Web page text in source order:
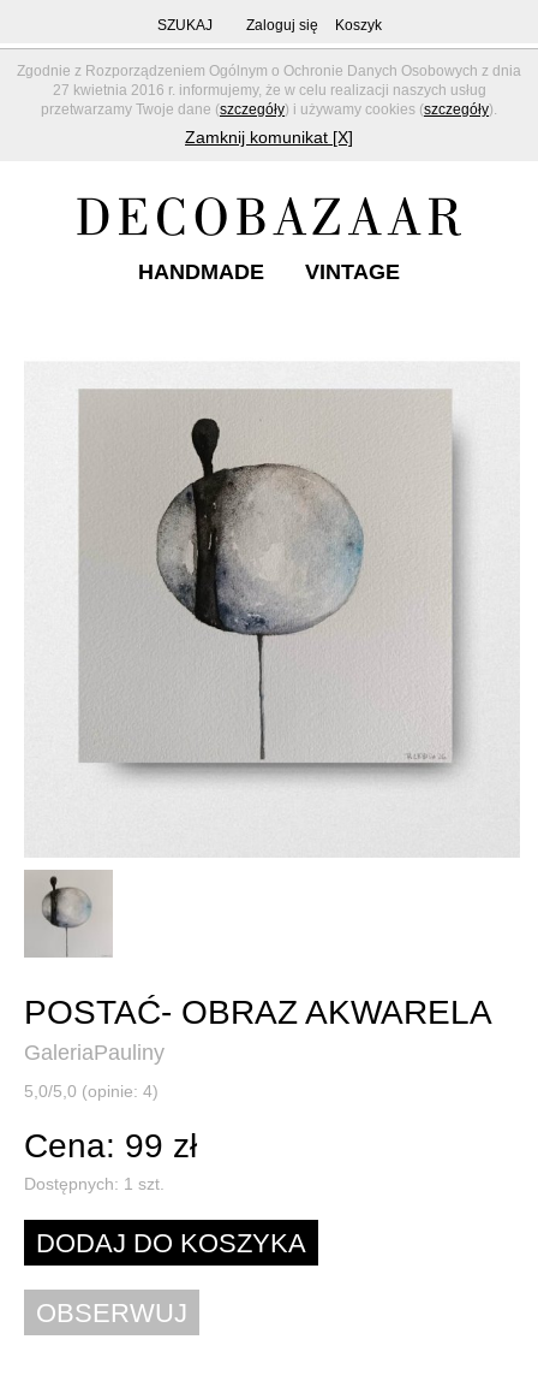
Zgodnie z Rozporządzeniem Ogólnym o Ochronie Danych Osobowych z dnia
27 kwietnia 2016 r. informujemy, że w celu realizacji naszych usług
przetwarzamy Twoje dane (szczegóły) i używamy cookies (szczegóły).
Zamknij komunikat [X]
SZUKAJ Zaloguj się Koszyk
HANDMADE VINTAGE
POSTAĆ- OBRAZ AKWARELA
GaleriaPauliny
5,0/5,0 (opinie: 4)
Cena: 99 zł
Dostępnych: 1 szt.